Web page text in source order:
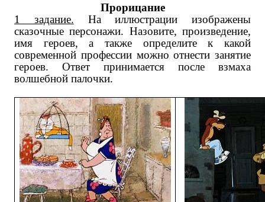
Прорицание
1 задание. На иллюстрации изображены
сказочные персонажи. Назовите, произведение,
имя героев, а также определите к какой
современной профессии можно отнести занятие
героев. Ответ принимается после взмаха
волшебной палочки.